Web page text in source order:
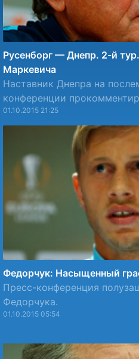
Русенборг — Днепр. 2-й
Маркевича
Наставник Днепра на
конференции
01.10.2015 21:25
Федорчук: Насыщенный
Пресс-конференция
Федорчука.
01.10.2015 05:54